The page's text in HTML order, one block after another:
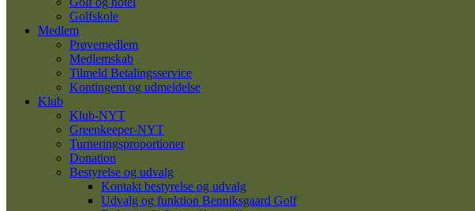
Golfskole
Medlem
Prøvemedlem
Medlemskab
Tilmeld Betalingsservice
Kontingent og udmeldelse
Klub
Klub-NYT
Greenkeeper-NYT
Turneringsproportioner
Donation
Bestyrelse og udvalg
Kontakt bestyrelse og udvalg
Udvalg og funktion Benniksgaard Golf